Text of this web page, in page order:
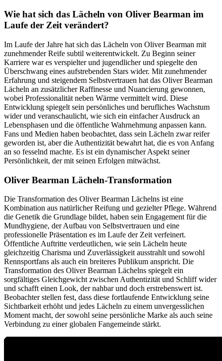
Wie hat sich das Lächeln von Oliver Bearman im
Laufe der Zeit verändert?
Im Laufe der Jahre hat sich das Lächeln von Oliver Bearman mit
zunehmender Reife subtil weiterentwickelt. Zu Beginn seiner
Karriere war es verspielter und jugendlicher und spiegelte den
Überschwang eines aufstrebenden Stars wider. Mit zunehmender
Erfahrung und steigendem Selbstvertrauen hat das Oliver Bearman
Lächeln an zusätzlicher Raffinesse und Nuancierung gewonnen,
wobei Professionalität neben Wärme vermittelt wird. Diese
Entwicklung spiegelt sein persönliches und berufliches Wachstum
wider und veranschaulicht, wie sich ein einfacher Ausdruck an
Lebensphasen und die öffentliche Wahrnehmung anpassen kann.
Fans und Medien haben beobachtet, dass sein Lächeln zwar reifer
geworden ist, aber die Authentizität bewahrt hat, die es von Anfang
an so fesselnd machte. Es ist ein dynamischer Aspekt seiner
Persönlichkeit, der mit seinen Erfolgen mitwächst.
Oliver Bearman Lächeln-Transformation
Die Transformation des Oliver Bearman Lächelns ist eine
Kombination aus natürlicher Reifung und gezielter Pflege. Während
die Genetik die Grundlage bildet, haben sein Engagement für die
Mundhygiene, der Aufbau von Selbstvertrauen und eine
professionelle Präsentation es im Laufe der Zeit verfeinert.
Öffentliche Auftritte verdeutlichen, wie sein Lächeln heute
gleichzeitig Charisma und Zuverlässigkeit ausstrahlt und sowohl
Rennsportfans als auch ein breiteres Publikum anspricht. Die
Transformation des Oliver Bearman Lächelns spiegelt ein
sorgfältiges Gleichgewicht zwischen Authentizität und Schliff wider
und schafft einen Look, der nahbar und doch erstrebenswert ist.
Beobachter stellen fest, dass diese fortlaufende Entwicklung seine
Sichtbarkeit erhöht und jedes Lächeln zu einem unvergesslichen
Moment macht, der sowohl seine persönliche Marke als auch seine
Verbindung zu einer globalen Fangemeinde stärkt.